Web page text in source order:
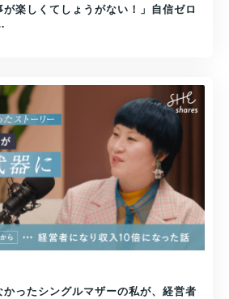
が楽しくてしょうがない！」自信ゼロ
ったシングルマザーの私が、経営者